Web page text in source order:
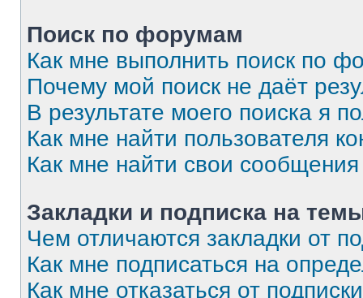
Поиск по форумам
Как мне выполнить поиск по
Почему мой поиск не даёт
В результате моего поиска я
Как мне найти пользователя
Как мне найти свои
Закладки и подписка на
Чем отличаются закладки от
Как мне подписаться на
Как мне отказаться от